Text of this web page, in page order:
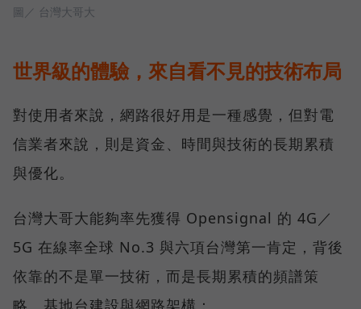
圖／ 台灣大哥大
世界級的體驗，來自看不見的技術布局
對使用者來說，網路很好用是一種感覺，但對電
信業者來說，則是資金、時間與技術的長期累積
與優化。
台灣大哥大能夠率先獲得 Opensignal 的 4G／
5G 在線率全球 No.3 與六項台灣第一肯定，背後
依靠的不是單一技術，而是長期累積的頻譜策
略、基地台建設與網路架構：